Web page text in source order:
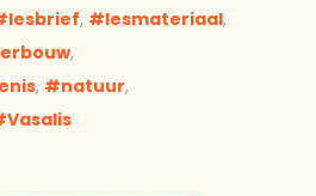
lesbrief, lesmateriaal,
,
, natuur,
Vasalis